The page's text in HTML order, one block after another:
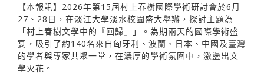
【本報訊】2026年第15屆村上春樹國際學術研討會於6月
27、28日，在淡江大學淡水校園盛大舉辦，探討主題為
「村上春樹文學中的『回歸』」。為期兩天的國際學術盛
宴，吸引了約140名來自匈牙利、波蘭、日本、中國及臺灣
的學者與專家共聚一堂，在濃厚的學術氛圍中，激盪出文
學火花。